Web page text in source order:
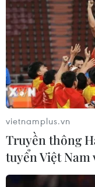
vietnamplus.vn
Truyền thông
tuyển Việt Nam